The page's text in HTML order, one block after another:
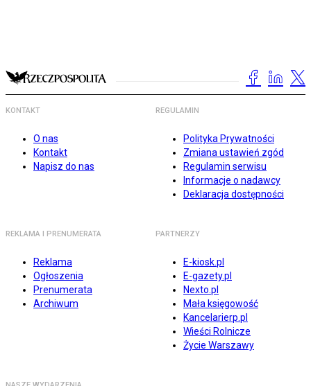
KONTAKT
O nas
Kontakt
Napisz do nas
REGULAMIN
Polityka Prywatności
Zmiana ustawień zgód
Regulamin serwisu
Informacje o nadawcy
Deklaracja dostępności
REKLAMA I PRENUMERATA
Reklama
Ogłoszenia
Prenumerata
Archiwum
PARTNERZY
E-kiosk.pl
E-gazety.pl
Nexto.pl
Mała księgowość
Kancelarierp.pl
Wieści Rolnicze
Życie Warszawy